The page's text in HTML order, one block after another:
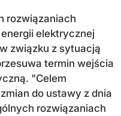
rozwiązaniach
elektrycznej
związku z sytuacją
termin wejścia
"Celem
do ustawy z dnia
rozwiązaniach